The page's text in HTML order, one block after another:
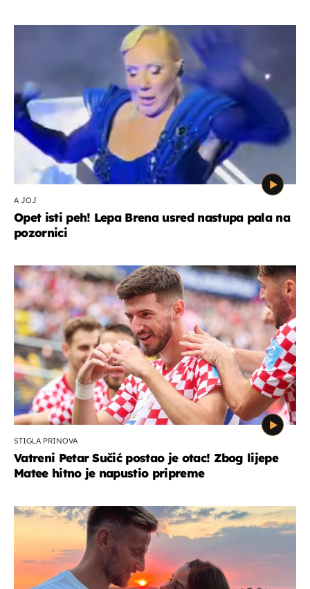
A JOJ
Opet isti peh! Lepa Brena usred nastupa pala na
pozornici
STIGLA PRINOVA
Vatreni Petar Sučić postao je otac! Zbog lijepe
Matee hitno je napustio pripreme